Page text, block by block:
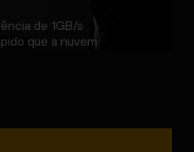
de 1GB/s
que a nuvem